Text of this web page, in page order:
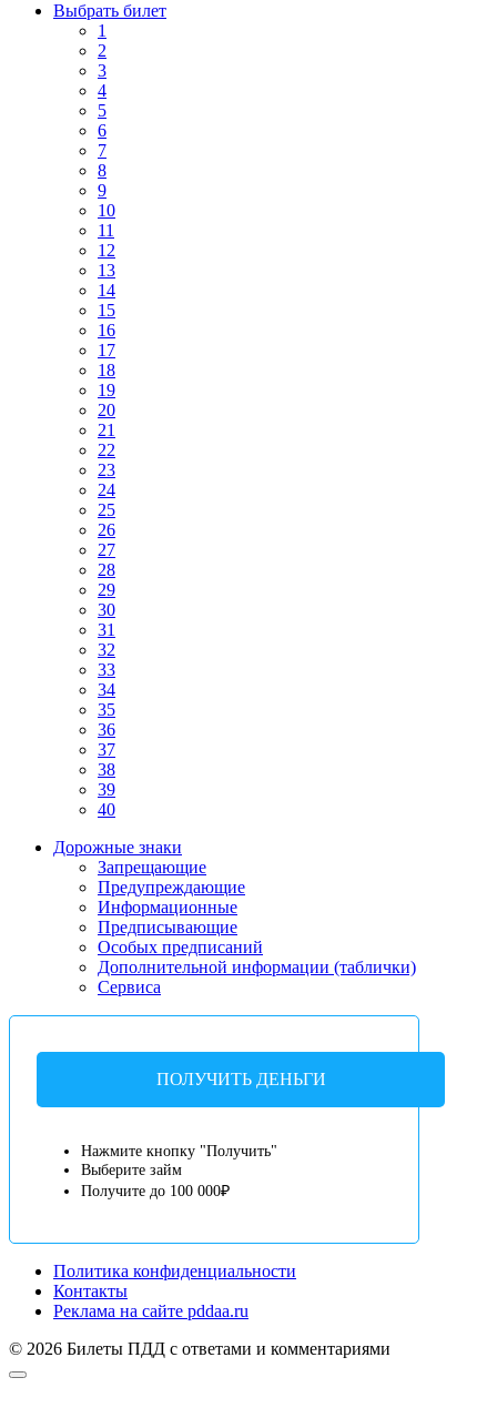
Выбрать билет
1
2
3
4
5
6
7
8
9
10
11
12
13
14
15
16
17
18
19
20
21
22
23
24
25
26
27
28
29
30
31
32
33
34
35
36
37
38
39
40
Дорожные знаки
Запрещающие
Предупреждающие
Информационные
Предписывающие
Особых предписаний
Дополнительной информации (таблички)
Сервиса
ПОЛУЧИТЬ ДЕНЬГИ
Нажмите кнопку "Получить"
Выберите займ
Получите до 100 000₽
Политика конфиденциальности
Контакты
Реклама на сайте pddaa.ru
© 2026 Билеты ПДД с ответами и комментариями